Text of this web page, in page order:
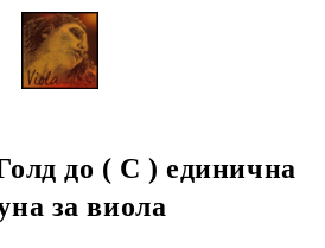
до ( C ) единична
за виола